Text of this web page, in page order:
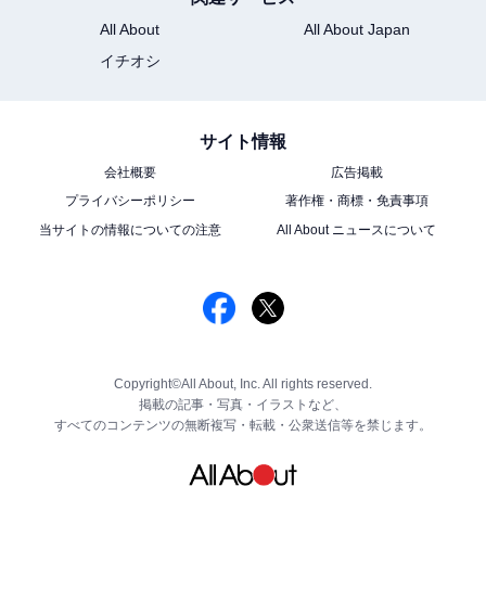
All About
All About Japan
イチオシ
サイト情報
会社概要
広告掲載
プライバシーポリシー
著作権・商標・免責事項
当サイトの情報についての注意
All About ニュースについて
Copyright©All About, Inc. All rights reserved.
掲載の記事・写真・イラストなど、
すべてのコンテンツの無断複写・転載・公衆送信等を禁じます。